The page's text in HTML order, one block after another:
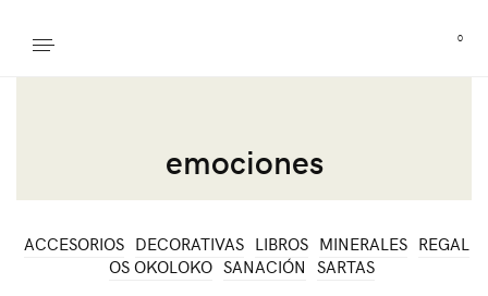
0
emociones
ACCESORIOS DECORATIVAS LIBROS MINERALES REGAL
OS OKOLOKO SANACIÓN SARTAS